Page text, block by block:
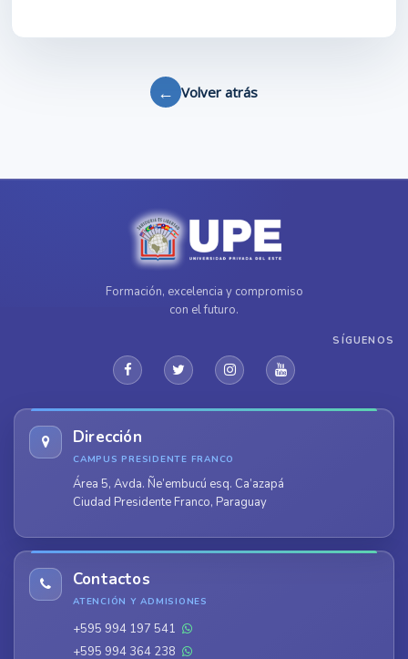
← Volver atrás
Formación, excelencia y compromiso
con el futuro.
SÍGUENOS
Dirección
CAMPUS PRESIDENTE FRANCO
Área 5, Avda. Ñe’embucú esq. Ca’azapá
Ciudad Presidente Franco, Paraguay
Contactos
ATENCIÓN Y ADMISIONES
+595 994 197 541
+595 994 364 238